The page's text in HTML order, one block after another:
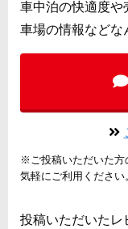
車中泊の快適度や
車場の情報などな
※ご投稿いただいた方
気軽にご利用ください
投稿いただいたレ